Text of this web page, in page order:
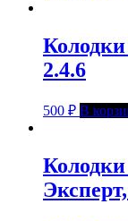
2.4.6
500 ₽ В